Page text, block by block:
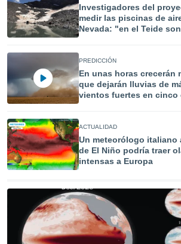
aceptar
de
sitio
En
que
sean
el sitio
se
para
o
aunque
no
Investigadores del
medir las piscinas de
Nevada: "en el Teide
PREDICCIÓN
En unas horas crecerán
que dejarán lluvias de
vientos fuertes en cinco
ACTUALIDAD
Un meteorólogo italiano
de El Niño podría traer
intensas a Europa